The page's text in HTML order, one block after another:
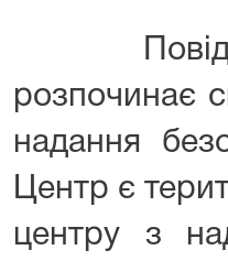
розпочинає
надання
Центр є
центру з